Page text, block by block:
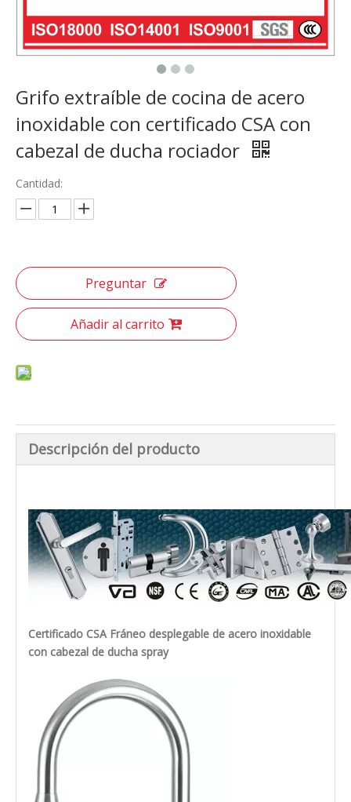
Grifo extraíble de cocina de acero
inoxidable con certificado CSA con
cabezal de ducha rociador
Cantidad:
Preguntar
Añadir al carrito
Descripción del producto
Certificado CSA Fráneo desplegable de acero inoxidable
con cabezal de ducha spray